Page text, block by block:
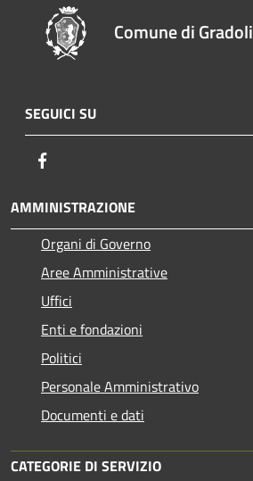
Comune di Gradoli
SEGUICI SU
AMMINISTRAZIONE
Organi di Governo
Aree Amministrative
Uffici
Enti e fondazioni
Politici
Personale Amministrativo
Documenti e dati
CATEGORIE DI SERVIZIO